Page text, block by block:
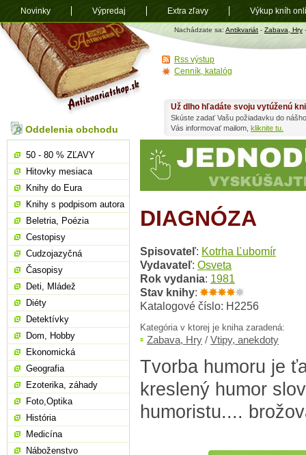
Antikvariát
shop.sk
Nachádzate sa: Antikvariát - Zabava, Hry
DIAGNÓZA
Spisovateľ: Kotrha Ľubomír
Vydavateľ: Osveta
Rok vydania: 1981
Stav knihy:
Katalogové číslo: H2256
Kategória v ktorej je kniha zaradená:
Zabava, Hry / Vtipy, anekdoty
Tvorba humoru je
kreslený humor
humoristu....
Už dlho hľadáte svoju vytúženú
Skúste zadať Vašu požiadavku do
Vás informovať mailom, kliknite tu.
Oddelenia obchodu
50 - 80 % ZĽAVY
Hitovky mesiaca
Knihy do Eura
Knihy s podpisom autora
Beletria, Poézia
Cestopisy
Cudzojazyčná
Časopisy
Deti, Mládež
Diéty
Detektívky
Dom, Hobby
Ekonomická
Geografia
Ezoterika, záhady
Foto,Optika
História
Medicína
Náboženstvo
Rss výstup
Cenník, katalóg
Novinky Výpredaj Extra zľavy Výkup kníh